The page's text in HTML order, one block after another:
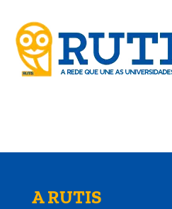
A RUTIS